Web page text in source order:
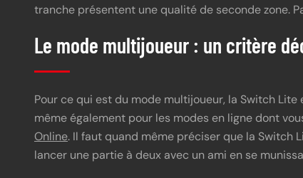
tranche présentent une qualité de seconde zone.
Le mode multijoueur : un critère
Pour ce qui est du mode multijoueur, la Switch
même également pour les modes en ligne dont
Online. Il faut quand même préciser que la Switch
lancer une partie à deux avec un ami en se